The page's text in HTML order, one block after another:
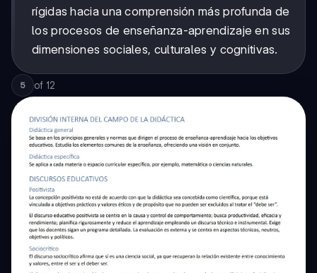
rígidas hacia una comprensión más profunda de
los procesos de enseñanza-aprendizaje en sus
dimensiones sociales, culturales y cognitivas.
5 of 12